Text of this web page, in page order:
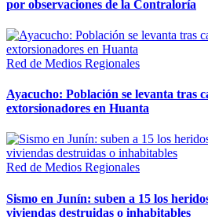
por observaciones de la Contraloría
Red de Medios Regionales
Ayacucho: Población se levanta tras
extorsionadores en Huanta
Red de Medios Regionales
Sismo en Junín: suben a 15 los
viviendas destruidas o inhabitables